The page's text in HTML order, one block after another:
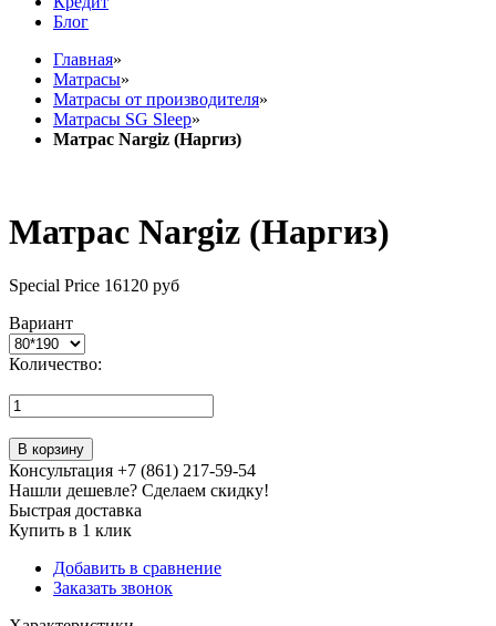
Блог
Главная»
Матрасы»
Матрасы от производителя»
Матрасы SG Sleep»
Матрас Nargiz (Наргиз)
Матрас Nargiz (Наргиз)
Special Price 16120 руб
Вариант
Количество:
В корзину
Консультация +7 (861) 217-59-54
Нашли дешевле? Сделаем скидку!
Быстрая доставка
Купить в 1 клик
Добавить в сравнение
Заказать звонок